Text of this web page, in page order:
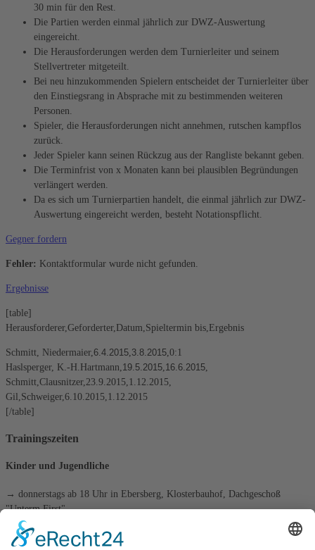
30 min für den Rest.
Die Partien werden einmal jährlich zur DWZ-Auswertung
eingereicht.
Die Herausforderungen werden dem Turnierleiter und seinem
Stellvertreter mitgeteilt.
Bei neu hinzukommenden Spielern entscheidet der Turnierleiter über
den Einstiegsrang in Absprache mit zu bestimmenden weiteren
Personen.
Spieler, die Herausforderungen nicht annehmen, rutschen kampflos
zurück.
Jeder Spieler kann seinen Rückzug aus der Rangliste bekannt geben.
Die Terminfrist von x Monaten kann bei plausiblen Begründungen
verlängert werden.
Da es sich um Turnierpartien handelt, die einmal jährlich zur DWZ-
Auswertung eingereicht werden, besteht Notationspflicht.
Gegner fordern
Fehler: Kontaktformular wurde nicht gefunden.
Ergebnisse
[table]
Herausforderer,Geforderter,Datum,Spieltermin bis,Ergebnis
Schmitt, Niedermaier,6.4.2015,3.8.2015,0:1
Haslsperger, K.-H.Hartmann,19.5.2015,16.6.2015,
Schmitt,Clausnitzer,23.9.2015,1.12.2015,
Gil,Schweiger,6.10.2015,1.12.2015
[/table]
Trainingszeiten
Kinder und Jugendliche
→ donnerstags ab 18 Uhr in Ebersberg, Klosterbauhof, Dachgeschoß
"Unterm First"
Erwachsene